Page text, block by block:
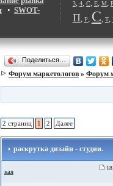
3, 4, C, E, M,
П, Р, С, Т,
• SWOT-
Поделиться…
Форум маркетологов» Форум
2 страниц 1 2 Далее
раскрутка дизайн - студии.
кая 18